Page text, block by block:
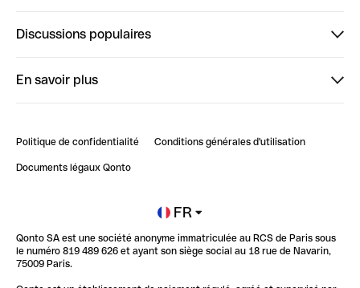
ClubQonto
Discussions populaires
Impact de l'IA sur les carrières/productivité
En savoir plus
Blog
Newsroom
Glossaire finance
Politique de confidentialité Conditions générales d'utilisation
Documents légaux Qonto
FR
Qonto SA est une société anonyme immatriculée au RCS de Paris sous
le numéro 819 489 626 et ayant son siège social au 18 rue de Navarin,
75009 Paris.